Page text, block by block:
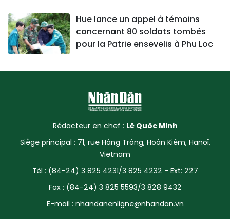
Hue lance un appel à témoins
concernant 80 soldats tombés
pour la Patrie ensevelis à Phu Loc
Rédacteur en chef : Lê Quôc Minh
Siège principal : 71, rue Hàng Trông, Hoàn Kiêm, Hanoï,
Vietnam
Tél : (84-24) 3 825 4231/3 825 4232 - Ext: 227
Fax : (84-24) 3 825 5593/3 828 9432
E-mail : nhandanenligne@nhandan.vn